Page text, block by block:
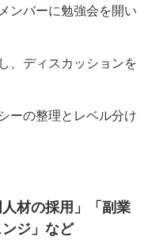
ンバーに勉強会を開い
、ディスカッションを
ーの整理とレベル分け
材の採用」「副業
ジ」など